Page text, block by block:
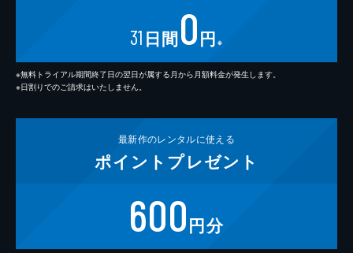
31 日間0円 ※
※無料トライアル期間終了日の翌日が属する月から月額料金が発生します。
※日割りでのご請求はいたしません。
最新作のレンタルに使える
ポイント プレゼント
600円分